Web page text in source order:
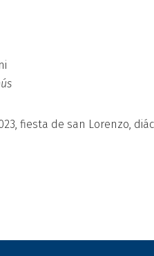
fiesta de san Lorenzo,